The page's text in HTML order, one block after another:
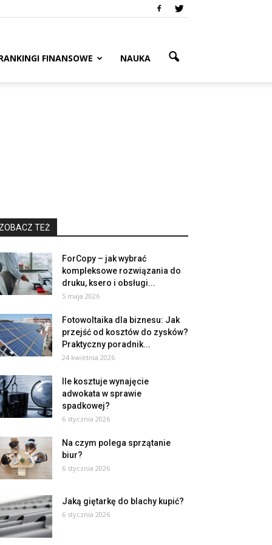
FINANSOWE NAUKA
ZOBACZ TEŻ
ForCopy – jak wybrać
kompleksowe rozwiązania do
druku, ksero i obsługi...
5 maja 2026
Fotowoltaika dla biznesu: Jak
przejść od kosztów do zysków?
Praktyczny poradnik...
24 kwietnia 2026
Ile kosztuje wynajęcie
adwokata w sprawie
spadkowej?
6 stycznia 2026
Na czym polega sprzątanie
biur?
6 stycznia 2026
Jaką giętarkę do blachy kupić?
6 stycznia 2026